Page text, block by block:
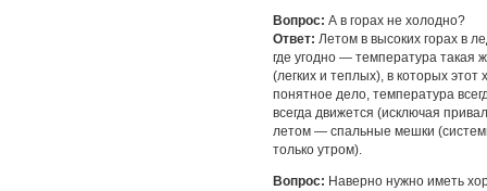
Вопрос: А в горах не холодно?
Ответ: Летом в высоких горах в
где угодно — температура такая
(легких и теплых), в которых
понятное дело, температура
всегда движется (исключая
летом — спальные мешки
только утром).
Вопрос: Наверно нужно иметь